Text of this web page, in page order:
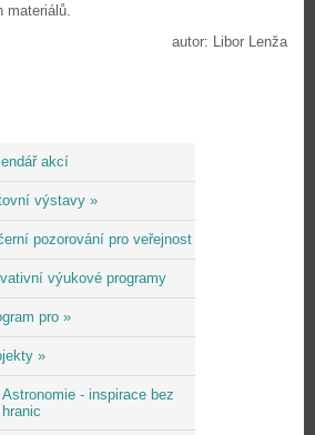
akcí
výstavy »
pozorování pro veřejnost
výukové programy
pro »
»
Astronomie - inspirace bez
hranic
materiálů.
autor: Libor Lenža